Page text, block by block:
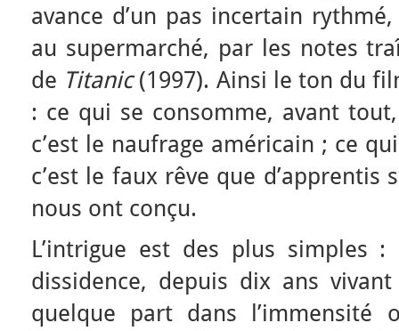
avance d’un pas incertain
au supermarché, par les notes
de Titanic(1997). Ainsi le ton du
: ce qui se consomme, avant
c’est le naufrage américain ; ce
c’est le faux rêve que
nous ont conçu.
L’intrigue est des plus simples
dissidence, depuis dix ans
quelque part dans l’immensité